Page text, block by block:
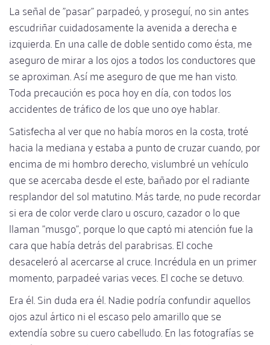
La señal de "pasar" parpadeó, y proseguí, no sin antes
escudriñar cuidadosamente la avenida a derecha e
izquierda. En una calle de doble sentido como ésta, me
aseguro de mirar a los ojos a todos los conductores que
se aproximan. Así me aseguro de que me han visto.
Toda precaución es poca hoy en día, con todos los
accidentes de tráfico de los que uno oye hablar.
Satisfecha al ver que no había moros en la costa, troté
hacia la mediana y estaba a punto de cruzar cuando, por
encima de mi hombro derecho, vislumbré un vehículo
que se acercaba desde el este, bañado por el radiante
resplandor del sol matutino. Más tarde, no pude recordar
si era de color verde claro u oscuro, cazador o lo que
llaman "musgo", porque lo que captó mi atención fue la
cara que había detrás del parabrisas. El coche
desaceleró al acercarse al cruce. Incrédula en un primer
momento, parpadeé varias veces. El coche se detuvo.
Era él. Sin duda era él. Nadie podría confundir aquellos
ojos azul ártico ni el escaso pelo amarillo que se
extendía sobre su cuero cabelludo. En las fotografías se